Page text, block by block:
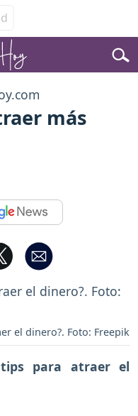
más
el dinero?. Foto: Freepik
para atraer el